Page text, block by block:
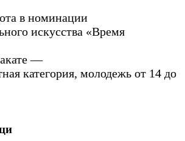
в номинации
искусства «Время
—
категория, молодежь от 14 до